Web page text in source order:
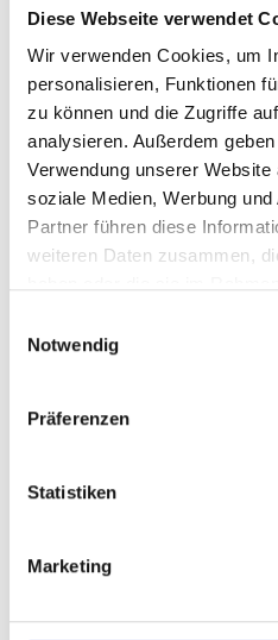
Diese Webseite verwendet
Wir verwenden Cookies, um
personalisieren, Funktionen
zu können und die Zugriffe
analysieren. Außerdem
Verwendung unserer
soziale Medien, Werbung
Partner führen diese
weiteren Daten zusammen,
Notwendig
Präferenzen
Statistiken
Marketing
Sitze auf der Längsseite,
Sitzplätze garantiert
1 Nacht
Weniger als 6 Tickets
für diese Ticketkategorie
Stellen Sie Ihre Reise